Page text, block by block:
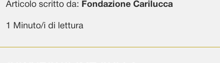
Articolo scritto da: Fondazione Carilucca
1 Minuto/i di lettura